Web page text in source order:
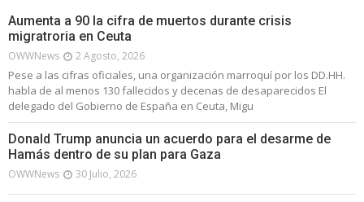
Aumenta a 90 la cifra de muertos durante crisis
migratroria en Ceuta
OWWNews 2 Agosto, 2026
Pese a las cifras oficiales, una organización marroquí por los DD.HH.
habla de al menos 130 fallecidos y decenas de desaparecidos El
delegado del Gobierno de España en Ceuta, Migu
Donald Trump anuncia un acuerdo para el desarme de
Hamás dentro de su plan para Gaza
OWWNews 30 Julio, 2026